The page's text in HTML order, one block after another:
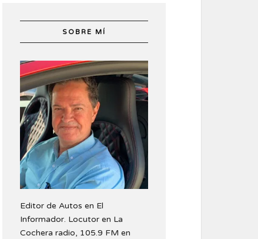
SOBRE MÍ
Editor de Autos en El
Informador. Locutor en La
Cochera radio, 105.9 FM en